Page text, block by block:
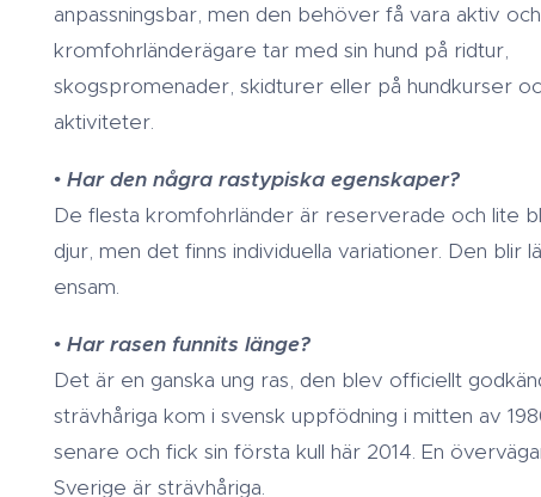
anpassningsbar, men den behöver få vara aktiv och
kromfohrländerägare tar med sin hund på ridtur,
skogspromenader, skidturer eller på hundkurser
aktiviteter.
• Har den några rastypiska egenskaper?
De flesta kromfohrländer är reserverade och lite
djur, men det finns individuella variationer. Den
ensam.
• Har rasen funnits länge?
Det är en ganska ung ras, den blev officiellt
strävhåriga kom i svensk uppfödning i mitten av
senare och fick sin första kull här 2014. En
Sverige är strävhåriga.